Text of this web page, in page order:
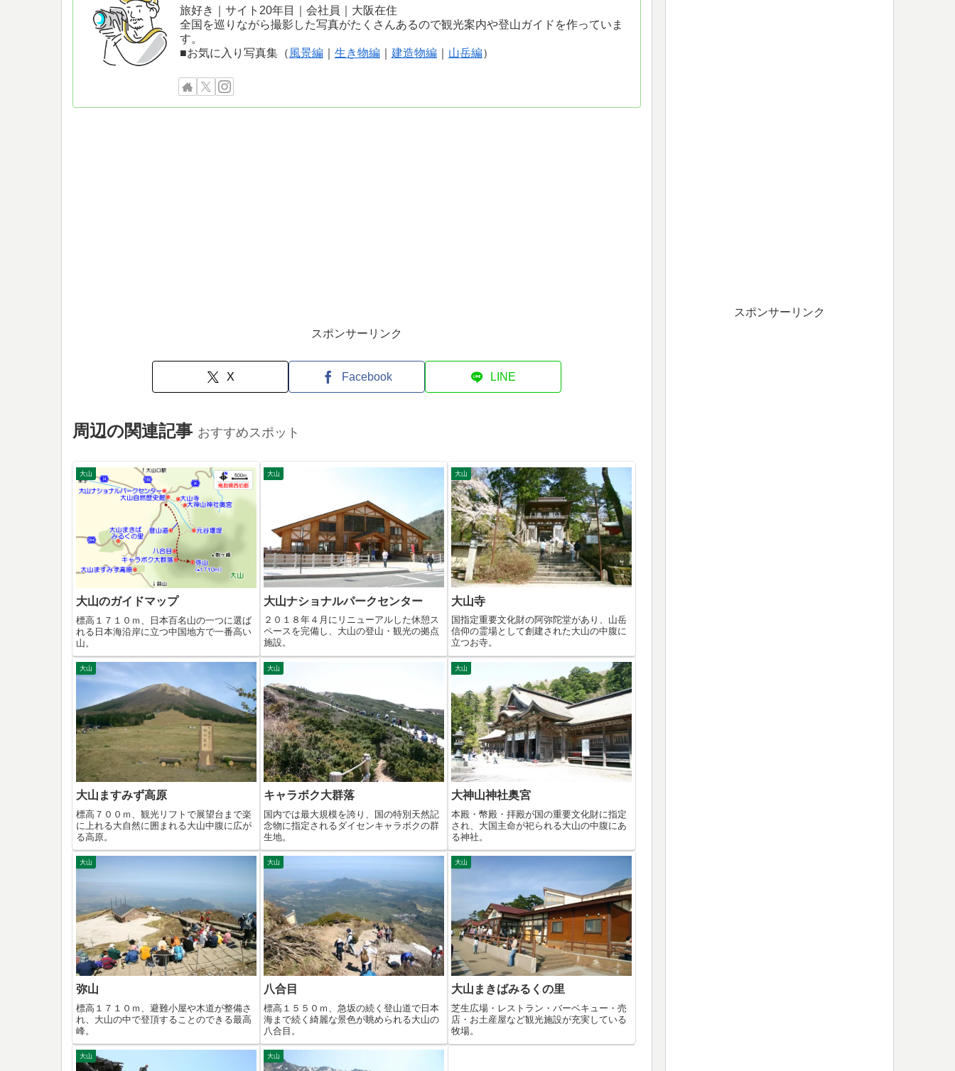
旅好き｜サイト20年目｜会社員｜大阪在住
全国を巡りながら撮影した写真がたくさんあるので観光案内や登山ガイドを作っていま
す。
■お気に入り写真集（ 風景編｜ 生き物編｜ 建造物編｜ 山岳編）
スポンサーリンク
X Facebook LINE
周辺の関連記事 おすすめスポット
大山
大山のガイドマップ
標高１７１０ｍ、日本百名山の一つに選ば
れる日本海沿岸に立つ中国地方で一番高い
山。
大山
大山ナショナルパークセンター
２０１８年４月にリニューアルした休憩ス
ペースを完備し、大山の登山・観光の拠点
施設。
大山
大山寺
国指定重要文化財の阿弥陀堂があり、山岳
信仰の霊場として創建された大山の中腹に
立つお寺。
大山
大山ますみず高原
標高７００ｍ、観光リフトで展望台まで楽
に上れる大自然に囲まれる大山中腹に広が
る高原。
大山
キャラボク大群落
国内では最大規模を誇り、国の特別天然記
念物に指定されるダイセンキャラボクの群
生地。
大山
大神山神社奥宮
本殿・幣殿・拝殿が国の重要文化財に指定
され、大国主命が祀られる大山の中腹にあ
る神社。
大山
弥山
標高１７１０ｍ、避難小屋や木道が整備さ
れ、大山の中で登頂することのできる最高
峰。
大山
八合目
標高１５５０ｍ、急坂の続く登山道で日本
海まで続く綺麗な景色が眺められる大山の
八合目。
大山
大山まきばみるくの里
芝生広場・レストラン・バーベキュー・売
店・お土産屋など観光施設が充実している
牧場。
大山 大山
スポンサーリンク